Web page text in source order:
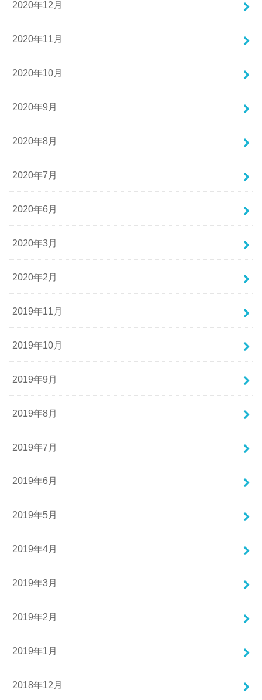
2020年12月
2020年11月
2020年10月
2020年9月
2020年8月
2020年7月
2020年6月
2020年3月
2020年2月
2019年11月
2019年10月
2019年9月
2019年8月
2019年7月
2019年6月
2019年5月
2019年4月
2019年3月
2019年2月
2019年1月
2018年12月